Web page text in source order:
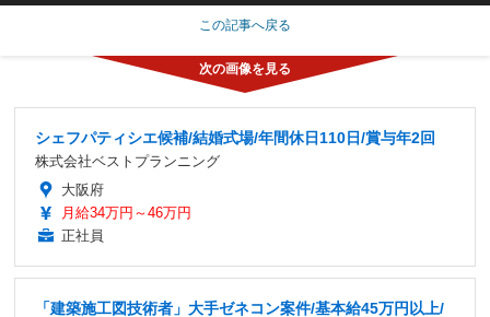
この記事へ戻る
シェフパティシエ候補/結婚式場/年間休日110日/賞与年2回
株式会社ベストプランニング
大阪府
月給34万円～46万円
正社員
「建築施工図技術者」大手ゼネコン案件/基本給45万円以上/